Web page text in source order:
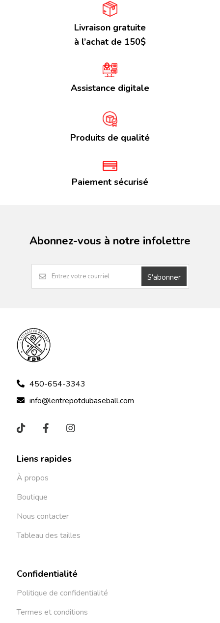
Livraison gratuite
à l’achat de 150$
Assistance digitale
Produits de qualité
Paiement sécurisé
Abonnez-vous à notre infolettre
S'abonner
450-654-3343
info@lentrepotdubaseball.com
Liens rapides
À propos
Boutique
Nous contacter
Tableau des tailles
Confidentialité
Politique de confidentialité
Termes et conditions